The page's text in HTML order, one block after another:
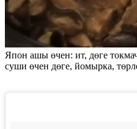
Япон ашы өчен: ит, дөге
суши өчен дөге, йомырка,